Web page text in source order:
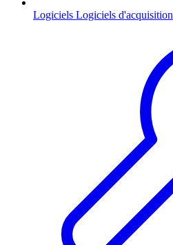
Logiciels Logiciels